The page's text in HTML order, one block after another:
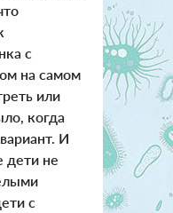
с
на самом
или
когда
И
дети не
с